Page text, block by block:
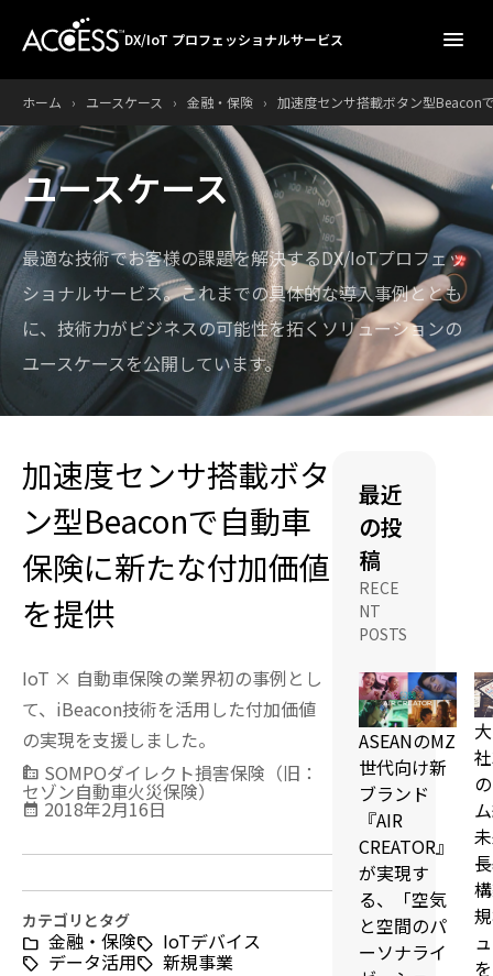
DX/IoT プロフェッショナルサービス menu
ホーム › ユースケース › 金融・保険 › 加速度センサ搭載ボタン型Beacon
ユースケース
最適な技術でお客様の課題を解決するDX/IoTプロフェッ
ショナルサービス。これまでの具体的な導入事例ととも
に、技術力がビジネスの可能性を拓くソリューションの
ユースケースを公開しています。
加速度センサ搭載ボタ
ン型Beaconで自動車
保険に新たな付加価値
を提供
IoT × 自動車保険の業界初の事例とし
て、iBeacon技術を活用した付加価値
の実現を支援しました。
source_environment SOMPOダイレクト損害保険（旧：
セゾン自動車火災保険）
calendar_month 2018年2月16日
カテゴリとタグ
金融・保険 IoTデバイス
データ活用 新規事業
最近
の投
稿
RECE
NT
POSTS
ASEANのMZ
世代向け新
ブランド
『AIR
CREATOR』
が実現す
る、「空気
と空間のパ
ーソナライ